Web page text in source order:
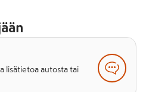
lisätietoa autosta tai